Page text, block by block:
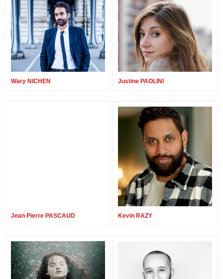
Wary NICHEN Justine PAOLINI
Jean Pierre PASCAUD Kevin RAZY